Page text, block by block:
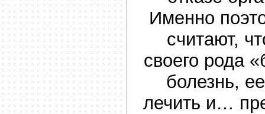
Именно
считают,
своего рода
болезнь,
лечить и…